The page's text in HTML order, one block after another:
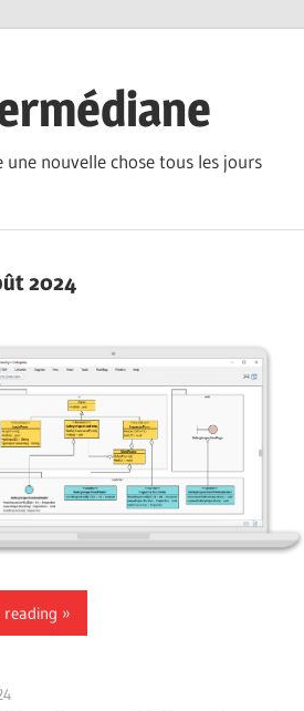
une nouvelle chose tous les jours
2024
reading